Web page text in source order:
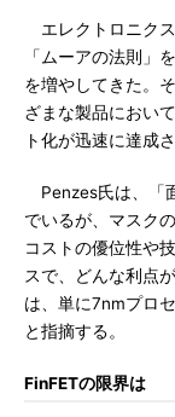
エレクトロニク
「ムーアの法則」
を増やしてきた。
ざまな製品におい
ト化が迅速に達成
Penzes氏は、「
でいるが、マスク
コストの優位性や
スで、どんな利点
は、単に7nmプロ
と指摘する。
FinFETの限界は